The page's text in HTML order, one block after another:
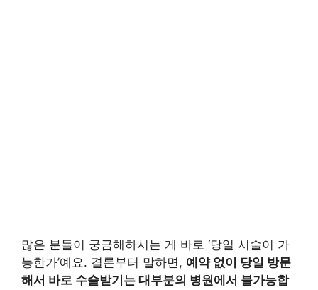
많은 분들이 궁금해하시는 게 바로 ‘당일 시술이 가
능한가’예요. 결론부터 말하면, 예약 없이 당일 방문
해서 바로 수술받기는 대부분의 병원에서 불가능합